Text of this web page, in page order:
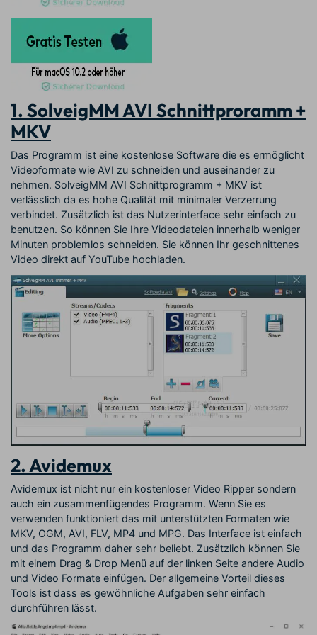
1. SolveigMM AVI Schnittproramm +
MKV
Das Programm ist eine kostenlose Software die es ermöglicht
Videoformate wie AVI zu schneiden und auseinander zu
nehmen. SolveigMM AVI Schnittprogramm + MKV ist
verlässlich da es hohe Qualität mit minimaler Verzerrung
verbindet. Zusätzlich ist das Nutzerinterface sehr einfach zu
benutzen. So können Sie Ihre Videodateien innerhalb weniger
Minuten problemlos schneiden. Sie können Ihr geschnittenes
Video direkt auf YouTube hochladen.
2. Avidemux
Avidemux ist nicht nur ein kostenloser Video Ripper sondern
auch ein zusammenfügendes Programm. Wenn Sie es
verwenden funktioniert das mit unterstützten Formaten wie
MKV, OGM, AVI, FLV, MP4 und MPG. Das Interface ist einfach
und das Programm daher sehr beliebt. Zusätzlich können Sie
mit einem Drag & Drop Menü auf der linken Seite andere Audio
und Video Formate einfügen. Der allgemeine Vorteil dieses
Tools ist dass es gewöhnliche Aufgaben sehr einfach
durchführen lässt.